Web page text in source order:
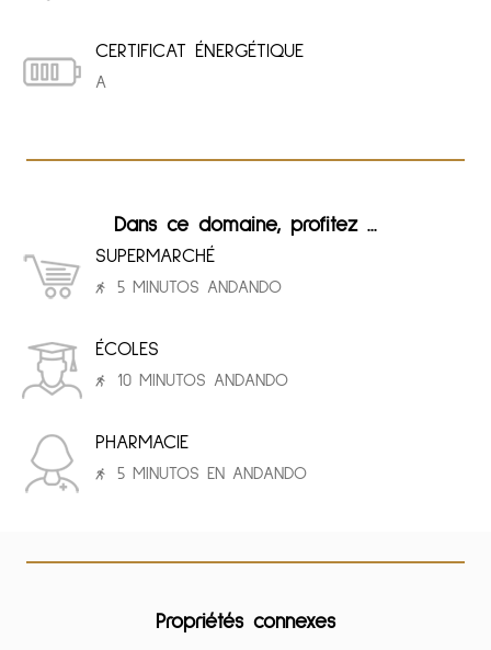
CERTIFICAT ÉNERGÉTIQUE
A
Dans ce domaine, profitez ...
SUPERMARCHÉ
5 MINUTOS ANDANDO
ÉCOLES
10 MINUTOS ANDANDO
PHARMACIE
5 MINUTOS EN ANDANDO
Propriétés connexes